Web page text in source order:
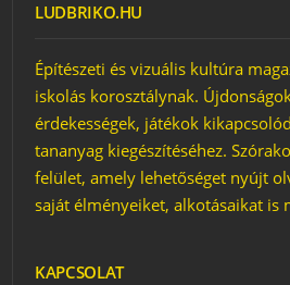
LUDBRIKO.HU
Építészeti és vizuális kultúra
iskolás korosztálynak.
érdekességek, játékok
tananyag kiegészítéséhez.
felület, amely lehetőséget nyújt
saját élményeiket, alkotásaikat is
KAPCSOLAT